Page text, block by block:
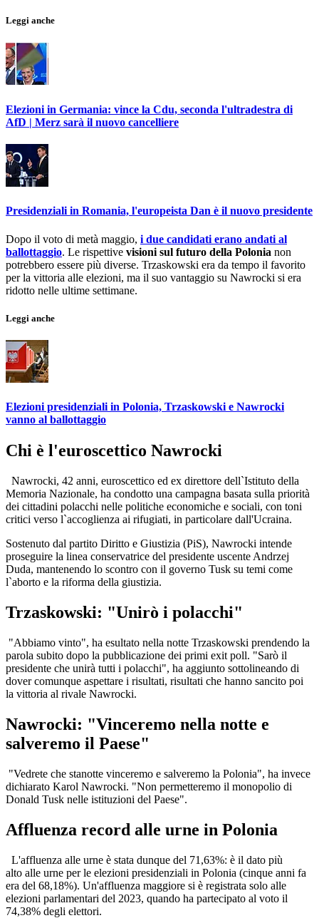
Leggi anche
Elezioni in Germania: vince la Cdu, seconda l'ultradestra di
AfD | Merz sarà il nuovo cancelliere
Presidenziali in Romania, l'europeista Dan è il nuovo presidente
Dopo il voto di metà maggio, i due candidati erano andati al
ballottaggio. Le rispettive visioni sul futuro della Polonia non
potrebbero essere più diverse. Trzaskowski era da tempo il favorito
per la vittoria alle elezioni, ma il suo vantaggio su Nawrocki si era
ridotto nelle ultime settimane.
Leggi anche
Elezioni presidenziali in Polonia, Trzaskowski e Nawrocki
vanno al ballottaggio
Chi è l'euroscettico Nawrocki
Nawrocki, 42 anni, euroscettico ed ex direttore dell`Istituto della
Memoria Nazionale, ha condotto una campagna basata sulla priorità
dei cittadini polacchi nelle politiche economiche e sociali, con toni
critici verso l`accoglienza ai rifugiati, in particolare dall'Ucraina.
Sostenuto dal partito Diritto e Giustizia (PiS), Nawrocki intende
proseguire la linea conservatrice del presidente uscente Andrzej
Duda, mantenendo lo scontro con il governo Tusk su temi come
l`aborto e la riforma della giustizia.
Trzaskowski: "Unirò i polacchi"
"Abbiamo vinto", ha esultato nella notte Trzaskowski prendendo la
parola subito dopo la pubblicazione dei primi exit poll. "Sarò il
presidente che unirà tutti i polacchi", ha aggiunto sottolineando di
dover comunque aspettare i risultati, risultati che hanno sancito poi
la vittoria al rivale Nawrocki.
Nawrocki: "Vinceremo nella notte e
salveremo il Paese"
"Vedrete che stanotte vinceremo e salveremo la Polonia", ha invece
dichiarato Karol Nawrocki. "Non permetteremo il monopolio di
Donald Tusk nelle istituzioni del Paese".
Affluenza record alle urne in Polonia
L'affluenza alle urne è stata dunque del 71,63%: è il dato più
alto alle urne per le elezioni presidenziali in Polonia (cinque anni fa
era del 68,18%). Un'affluenza maggiore si è registrata solo alle
elezioni parlamentari del 2023, quando ha partecipato al voto il
74,38% degli elettori.